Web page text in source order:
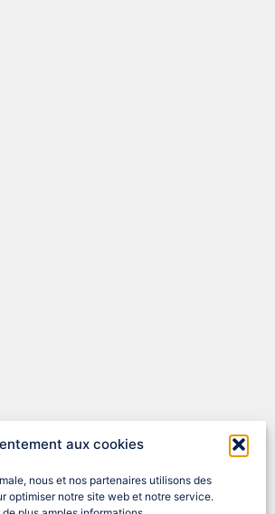
aux cookies
nous et nos partenaires utilisons des
optimiser notre site web et notre service.